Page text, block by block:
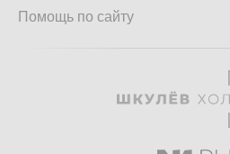
Помощь по сайту